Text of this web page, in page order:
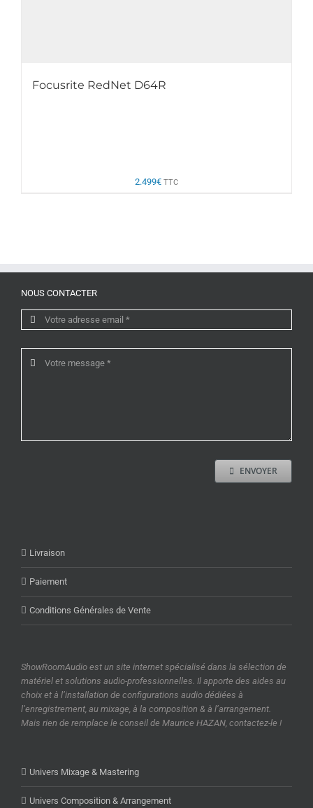
Focusrite RedNet D64R
2.499€ TTC
NOUS CONTACTER
ENVOYER
Livraison
Paiement
Conditions Générales de Vente
ShowRoomAudio est un site internet spécialisé dans la sélection de
matériel et solutions audio-professionnelles. Il apporte des aides au
choix et à l’installation de configurations audio dédiées à
l’enregistrement, au mixage, à la composition & à l’arrangement.
Mais rien de remplace le conseil de Maurice HAZAN, contactez-le !
Univers Mixage & Mastering
Univers Composition & Arrangement